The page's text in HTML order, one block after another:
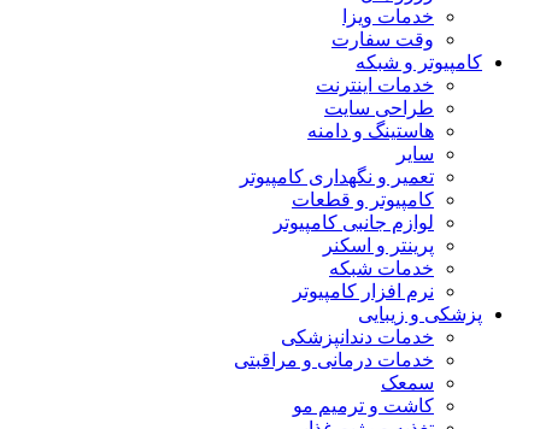
خدمات ویزا
وقت سفارت
کامپیوتر و شبکه
خدمات اینترنت
طراحی سایت
هاستینگ و دامنه
سایر
تعمیر و نگهداری کامپیوتر
کامپیوتر و قطعات
لوازم جانبی کامپیوتر
پرینتر و اسکنر
خدمات شبکه
نرم افزار کامپیوتر
پزشکی و زیبایی
خدمات دندانپزشکی
خدمات درمانی و مراقبتی
سمعک
کاشت و ترمیم مو